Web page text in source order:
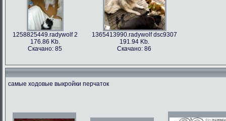
1258825449.radywolf 2
176.86 Kb.
Скачано: 85
1365413990.radywolf dsc9307
191.94 Kb.
Скачано: 86
самые ходовые выкройки перчаток